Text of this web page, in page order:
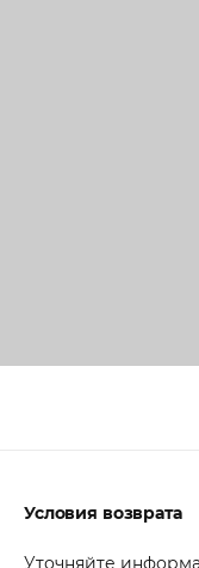
Условия возврата
Уточняйте